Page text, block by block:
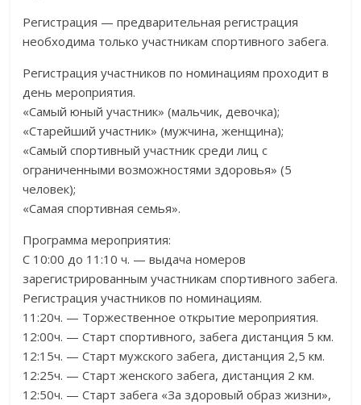
Регистрация — предварительная регистрация
необходима только участникам спортивного забега.
Регистрация участников по номинациям проходит в
день мероприятия.
«Самый юный участник» (мальчик, девочка);
«Старейший участник» (мужчина, женщина);
«Самый спортивный участник среди лиц с
ограниченными возможностями здоровья» (5
человек);
«Самая спортивная семья».
Программа мероприятия:
С 10:00 до 11:10 ч. — выдача номеров
зарегистрированным участникам спортивного забега.
Регистрация участников по номинациям.
11:20ч. — Торжественное открытие мероприятия.
12:00ч. — Старт спортивного, забега дистанция 5 км.
12:15ч. — Старт мужского забега, дистанция 2,5 км.
12:25ч. — Старт женского забега, дистанция 2 км.
12:50ч. — Старт забега «За здоровый образ жизни»,